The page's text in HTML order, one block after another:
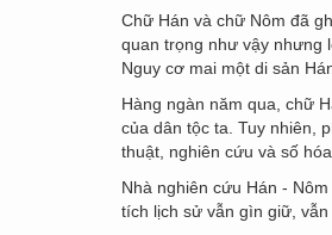
Chữ Hán và chữ Nôm đã
quan trọng như vậy nhưng
Nguy cơ mai một di sản
Hàng ngàn năm qua, chữ
của dân tộc ta. Tuy nhiên,
thuật, nghiên cứu và số hóa.
Nhà nghiên cứu Hán -
tích lịch sử vẫn gìn giữ,